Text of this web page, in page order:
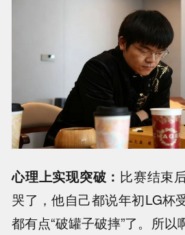
心理上实现突破： 比赛结束
哭了，他自己都说年初LG杯
都有点“破罐子破摔”了。所以